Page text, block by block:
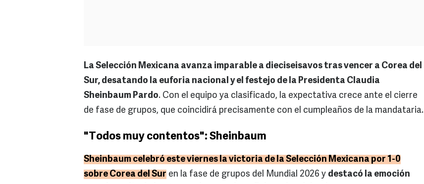
La Selección Mexicana avanza imparable a dieciseisavos tras vencer a Corea del
Sur, desatando la euforia nacional y el festejo de la Presidenta Claudia
Sheinbaum Pardo. Con el equipo ya clasificado, la expectativa crece ante el cierre
de fase de grupos, que coincidirá precisamente con el cumpleaños de la mandataria.
"Todos muy contentos": Sheinbaum
Sheinbaum celebró este viernes la victoria de la Selección Mexicana por 1-0
sobre Corea del Sur en la fase de grupos del Mundial 2026 y destacó la emoción